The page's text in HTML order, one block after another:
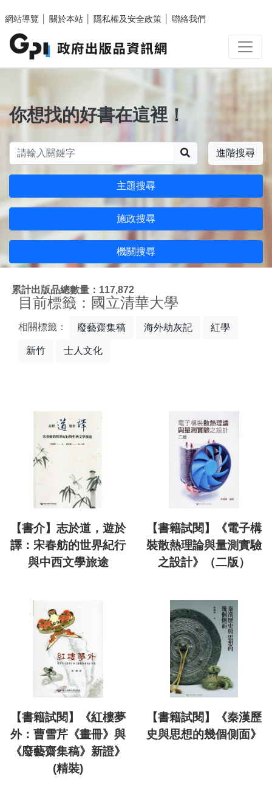
網站導覽
關於本站 隱私權及安全政策 聯絡我們
你想找的好書在這裡！
進階搜尋
主題搜尋
施政搜尋
機關搜尋
累計出版品總數量：117,872
目前標籤：國立清華大學
相關標籤： 廢藝齋集稿 海外劫灰記 紅學
新竹 士人文化
【書介】志於道，遊於
譯：宋春舫的世界紀行
與中西文學旅途
【書籍試閱】《電子構
裝散熱理論與量測實驗
之設計》（二版）
【書籍試閱】《紅樓夢
外：曹雪芹《畫冊》與
《廢藝齋集稿》新證》
(精裝)
【書籍試閱】《秦漢歷
史與思想的幾個側面》